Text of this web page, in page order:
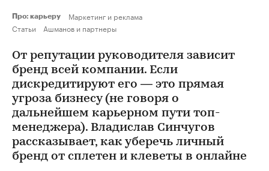
Про: карьеру
Маркетинг и реклама
Статьи
Ашманов и партнеры
От репутации руководителя зависит
бренд всей компании. Если
дискредитируют его — это прямая
угроза бизнесу (не говоря о
дальнейшем карьерном пути топ-
менеджера). Владислав Синчугов
рассказывает, как уберечь личный
бренд от сплетен и клеветы в онлайне